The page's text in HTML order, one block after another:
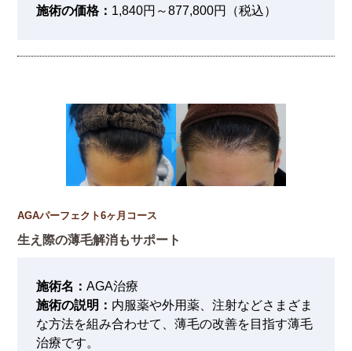
施術の価格： 1,840円～877,800円（税込）
AGAパーフェクト6ヶ月コース
生え際の薄毛解消もサポート
施術名：AGA治療
施術の説明： 内服薬や外用薬、注射などさまざま
な方法を組み合わせて、薄毛の改善を目指す薄毛
治療です。